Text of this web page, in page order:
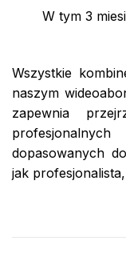
W tym 3
Wszystkie
naszym
zapewnia
dopasowanych
jak